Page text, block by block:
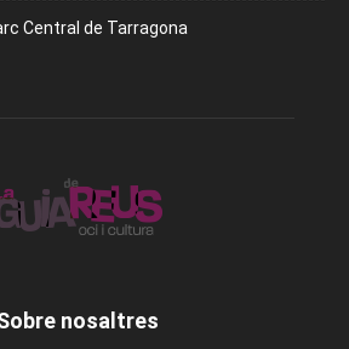
Central de Tarragona
nosaltres